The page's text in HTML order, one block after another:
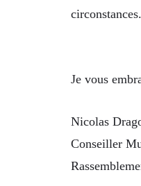
circonstances.
Je vous
Nicolas
Conseiller